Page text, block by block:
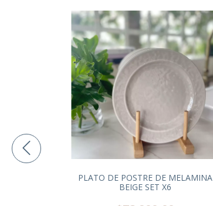
PLATO DE POSTRE DE MELAMINA
BEIGE SET X6